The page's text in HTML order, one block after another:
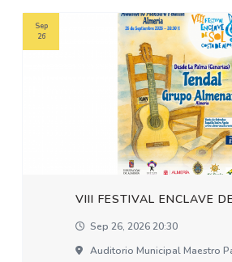
VIII FESTIVAL ENCLAVE
Sep 26, 2026 20:30
Auditorio Municipal Maestro
Sep
26